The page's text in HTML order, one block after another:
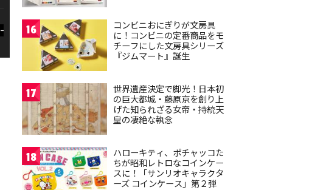
16
コンビニおにぎりが文房具
に！コンビニの定番商品をモ
チーフにした文房具シリーズ
『ジムマート』誕生
17
世界遺産決定で脚光！日本初
の巨大都城・藤原京を創り上
げた知られざる女帝・持統天
皇の凄絶な執念
18
ハローキティ、ポチャッコた
ちが昭和レトロなコインケー
スに！「サンリオキャラクタ
ーズ コインケース」第２弾